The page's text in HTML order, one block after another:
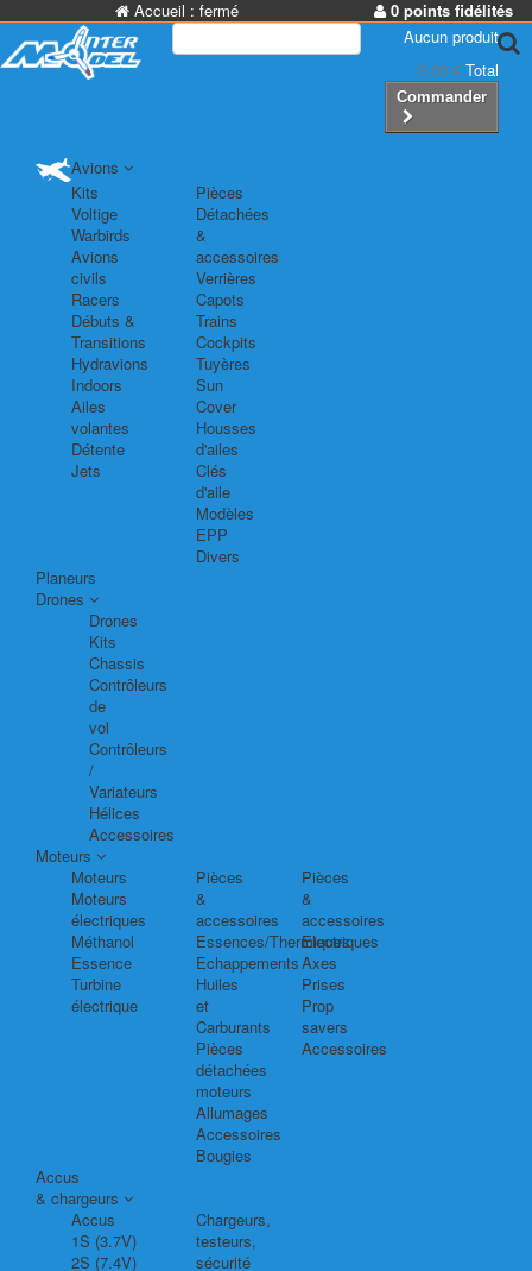
Accueil : fermé
0 points fidélités
Aucun produit
0,00 € Total
Commander
Avions
Kits
Voltige
Warbirds
Avions
civils
Racers
Débuts &
Transitions
Hydravions
Indoors
Ailes
volantes
Détente
Jets
Pièces
Détachées
&
accessoires
Verrières
Capots
Trains
Cockpits
Tuyères
Sun
Cover
Housses
d'ailes
Clés
d'aile
Modèles
EPP
Divers
Planeurs
Drones
Drones
Kits
Chassis
Contrôleurs
de
vol
Contrôleurs
/
Variateurs
Hélices
Accessoires
Moteurs
Moteurs
Moteurs
électriques
Méthanol
Essence
Turbine
électrique
Pièces
&
accessoires
Essences/Thermiques
Echappements
Huiles
et
Carburants
Pièces
détachées
moteurs
Allumages
Accessoires
Bougies
Pièces
&
accessoires
Electriques
Axes
Prises
Prop
savers
Accessoires
Accus
& chargeurs
Accus
1S (3.7V)
2S (7.4V)
Chargeurs,
testeurs,
sécurité